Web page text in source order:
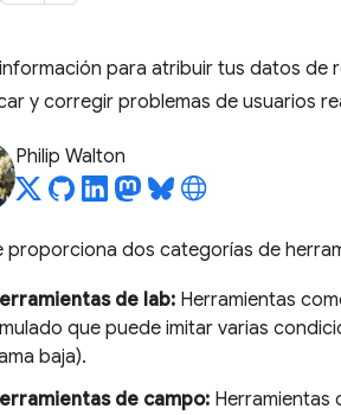
para atribuir tus datos de
y corregir problemas de usuarios
Philip Walton
proporciona dos categorías de
de lab: Herramientas
que puede imitar varias
baja).
de campo: Herramientas